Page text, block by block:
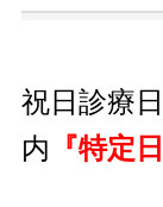
祝日診療
内 『特定日